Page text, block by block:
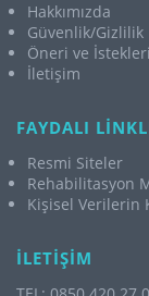
Hakkımızda
Güvenlik/Gizlilik
Öneri ve
İletişim
FAYDALI
Resmi Siteler
Rehabilitasyon
Kişisel Verilerin
İLETİŞİM